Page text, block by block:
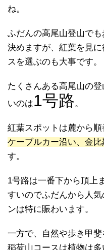
ね。
ふだんの高尾山登山で
決めますが、紅葉を見
スを選ぶのも大事です。
たくさんある高尾山の
いのは1号路。
紅葉スポットは麓から順
ケーブルカー沿い、金
す。
1号路は一番下から頂上
すいのでふだんから人
ンは特に賑わいます。
一方で、自然や歩き甲
稲荷山コースは植物は